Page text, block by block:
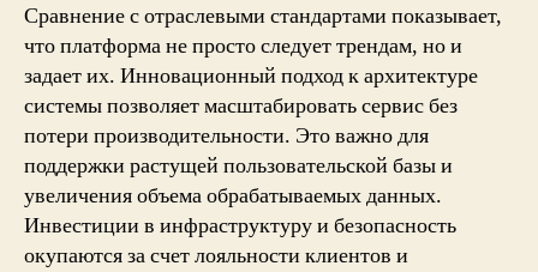
Сравнение с отраслевыми стандартами показывает,
что платформа не просто следует трендам, но и
задает их. Инновационный подход к архитектуре
системы позволяет масштабировать сервис без
потери производительности. Это важно для
поддержки растущей пользовательской базы и
увеличения объема обрабатываемых данных.
Инвестиции в инфраструктуру и безопасность
окупаются за счет лояльности клиентов и